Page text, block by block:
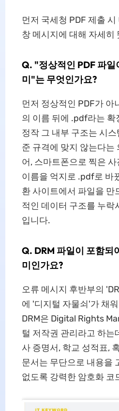
먼저 국세청 PDF 제출
창 메시지에 대해 자세히
Q. "정상적인 PDF 파일
미"는 무엇인가요?
먼저 정상적인 PDF가 아
의 이름 뒤에 .pdf라는 확
정작 그 내부 구조는 시
준 규격에 맞지 않는다는
어, 스마트폰으로 찍은
이름을 억지로 .pdf로 바
환 사이트에서 파일을 만
적인 데이터 구조를 누락
입니다.
Q. DRM 파일이 포함되
미인가요?
오류 메시지 후반부의
에 '디지털 자물쇠'가 채
DRM은 Digital Rights
털 저작권 관리라고 하는
사 증명서, 학교 성적표,
문서는 무단으로 내용을
없도록 강력한 암호화 코